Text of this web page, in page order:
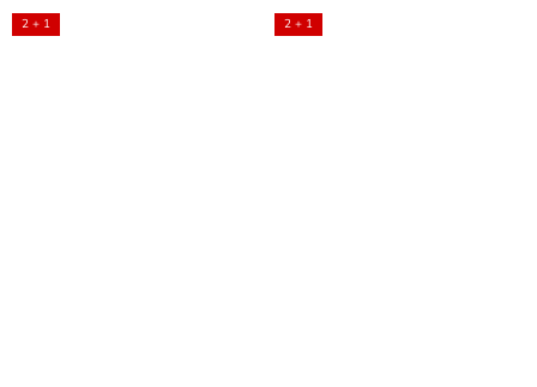
2 + 1 2 + 1